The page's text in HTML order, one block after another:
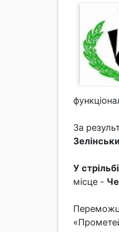
За
У
місце -